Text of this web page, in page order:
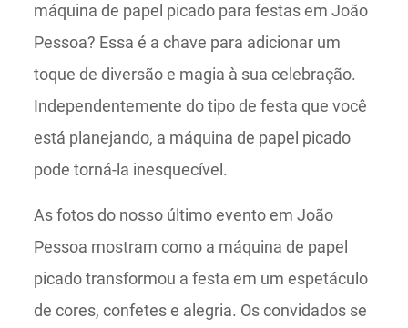
máquina de papel picado para festas em João
Pessoa? Essa é a chave para adicionar um
toque de diversão e magia à sua celebração.
Independentemente do tipo de festa que você
está planejando, a máquina de papel picado
pode torná-la inesquecível.
As fotos do nosso último evento em João
Pessoa mostram como a máquina de papel
picado transformou a festa em um espetáculo
de cores, confetes e alegria. Os convidados se